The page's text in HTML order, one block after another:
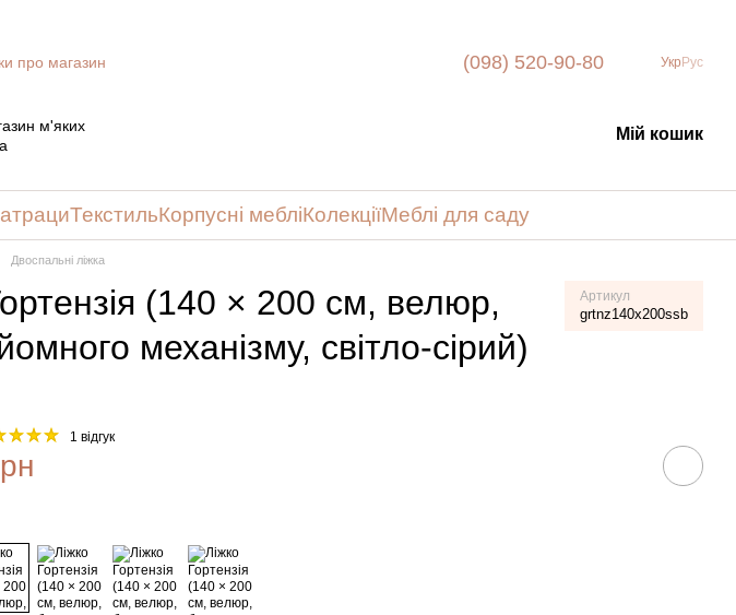
про магазин (098) 520-90-80 Укр Рус
Мій кошик
ТекстильКорпусні мебліКолекціїМеблі для саду
Двоспальні ліжка
(140 × 200 см, велюр,
механізму, світло-сірий)
Артикул
grtnz140x200ssb
1 відгук